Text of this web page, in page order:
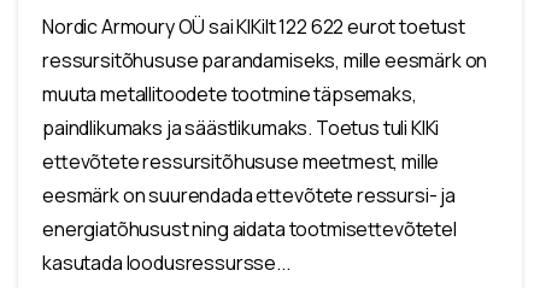
Nordic Armoury OÜ sai KIKilt 122 622 eurot toetust
ressursitõhususe parandamiseks, mille eesmärk on
muuta metallitoodete tootmine täpsemaks,
paindlikumaks ja säästlikumaks. Toetus tuli KIKi
ettevõtete ressursitõhususe meetmest, mille
eesmärk on suurendada ettevõtete ressursi- ja
energiatõhusust ning aidata tootmisettevõtetel
kasutada loodusressursse...